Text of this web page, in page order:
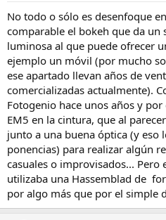
No todo o sólo es desenfoque
comparable el bokeh que da un
luminosa al que puede ofrecer
ejemplo un móvil (por mucho
ese apartado llevan años de
comercializadas actualmente).
Fotogenio hace unos años y
EM5 en la cintura, que al
junto a una buena óptica (y eso
ponencias) para realizar algún
casuales o improvisados...
utilizaba una Hassemblad de
por algo más que por el simple